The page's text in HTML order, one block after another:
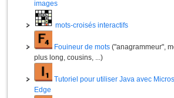
images
mots-croisés interactifs
Fouineur de mots ("anagrammeur",
plus long, cousins, ...)
Tutoriel pour utiliser Java avec
Edge